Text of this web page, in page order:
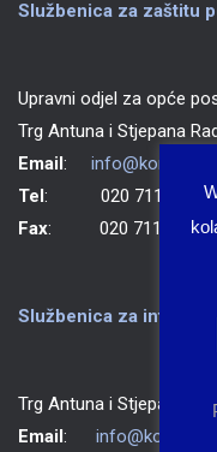
Službenica za zaštitu
Upravni odjel za opće
Trg Antuna i Stjepana
Email: info@korcula.hr
Tel: 020 711 150
Fax: 020 711 702
Službenica za
Trg Antuna i Stjepana
Email: info@korcula.hr